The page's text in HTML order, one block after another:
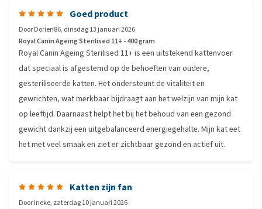
Goed product
DoorDorien86, dinsdag 13 januari 2026
Royal Canin Ageing Sterilised 11+ - 400 gram
Royal Canin Ageing Sterilised 11+ is een uitstekend kattenvoer
dat speciaal is afgestemd op de behoeften van oudere,
gesteriliseerde katten. Het ondersteunt de vitaliteit en
gewrichten, wat merkbaar bijdraagt aan het welzijn van mijn kat
op leeftijd. Daarnaast helpt het bij het behoud van een gezond
gewicht dankzij een uitgebalanceerd energiegehalte. Mijn kat eet
het met veel smaak en ziet er zichtbaar gezond en actief uit.
Katten zijn fan
DoorIneke, zaterdag 10 januari 2026